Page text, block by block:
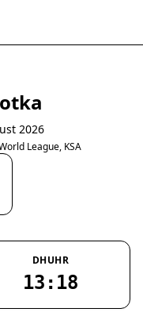
2026
League, KSA
DHUHR
13:18